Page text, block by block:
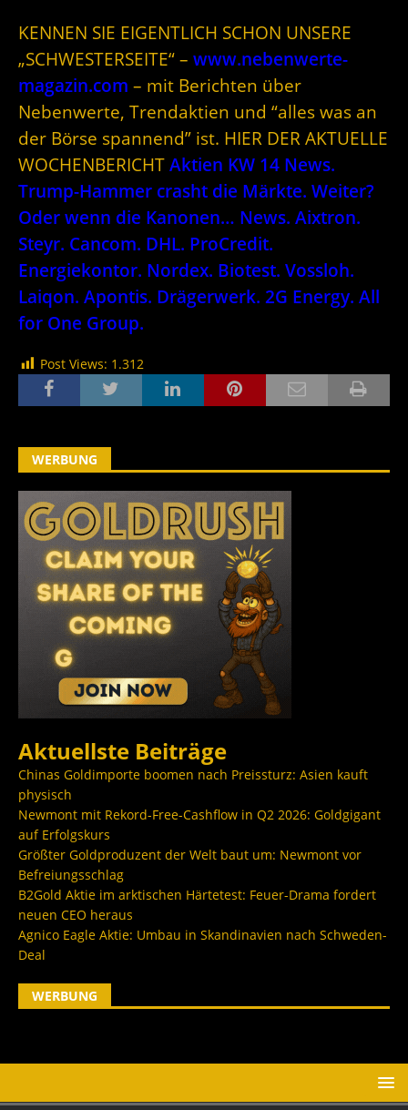
KENNEN SIE EIGENTLICH SCHON UNSERE
„SCHWESTERSEITE“ – www.nebenwerte-
magazin.com – mit Berichten über
Nebenwerte, Trendaktien und “alles was an
der Börse spannend” ist. HIER DER AKTUELLE
WOCHENBERICHT Aktien KW 14 News.
Trump-Hammer crasht die Märkte. Weiter?
Oder wenn die Kanonen… News. Aixtron.
Steyr. Cancom. DHL. ProCredit.
Energiekontor. Nordex. Biotest. Vossloh.
Laiqon. Apontis. Drägerwerk. 2G Energy. All
for One Group.
Post Views: 1.312
WERBUNG
Aktuellste Beiträge
Chinas Goldimporte boomen nach Preissturz: Asien kauft
physisch
Newmont mit Rekord-Free-Cashflow in Q2 2026: Goldgigant
auf Erfolgskurs
Größter Goldproduzent der Welt baut um: Newmont vor
Befreiungsschlag
B2Gold Aktie im arktischen Härtetest: Feuer-Drama fordert
neuen CEO heraus
Agnico Eagle Aktie: Umbau in Skandinavien nach Schweden-
Deal
WERBUNG